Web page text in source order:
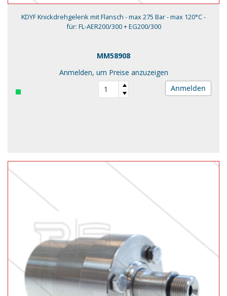
KDYF Knickdrehgelenk mit Flansch - max 275 Bar - max 120°C -
für: FL-AER200/300 + EG200/300
MM58908
Anmelden, um Preise anzuzeigen
Anmelden